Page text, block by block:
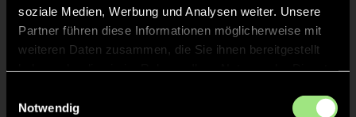
soziale Medien, Werbung und Analysen weiter. Unsere
Partner führen diese Informationen möglicherweise mit
weiteren Daten zusammen, die Sie ihnen bereitgestellt
Notwendig
12' TOR 0:1, FELDTOR